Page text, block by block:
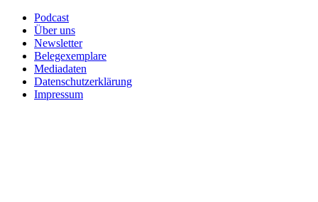
Podcast
Über uns
Newsletter
Belegexemplare
Mediadaten
Datenschutzerklärung
Impressum